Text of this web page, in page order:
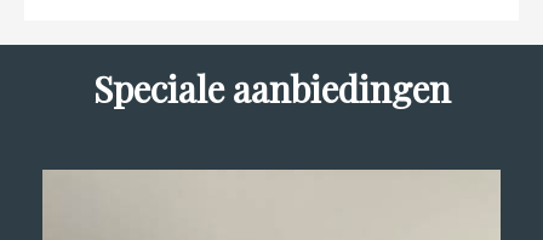
Speciale aanbiedingen